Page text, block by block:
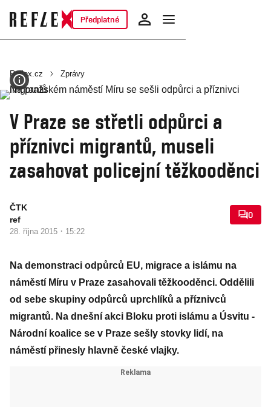
Předplatné
Reflex.cz Zprávy
V Praze se střetli odpůrci a
příznivci migrantů, museli
zasahovat policejní těžkooděnci
ČTK
ref
28. října 2015 · 15:22
0
Na demonstraci odpůrců EU, migrace a islámu na
náměstí Míru v Praze zasahovali těžkooděnci. Oddělili
od sebe skupiny odpůrců uprchlíků a příznivců
migrantů. Na dnešní akci Bloku proti islámu a Úsvitu -
Národní koalice se v Praze sešly stovky lidí, na
náměstí přinesly hlavně české vlajky.